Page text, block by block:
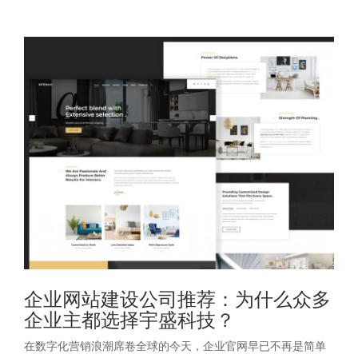
企业网站建设公司推荐：为什么众多
企业主都选择宇盛科技？
在数字化营销浪潮席卷全球的今天，企业官网早已不再是简单